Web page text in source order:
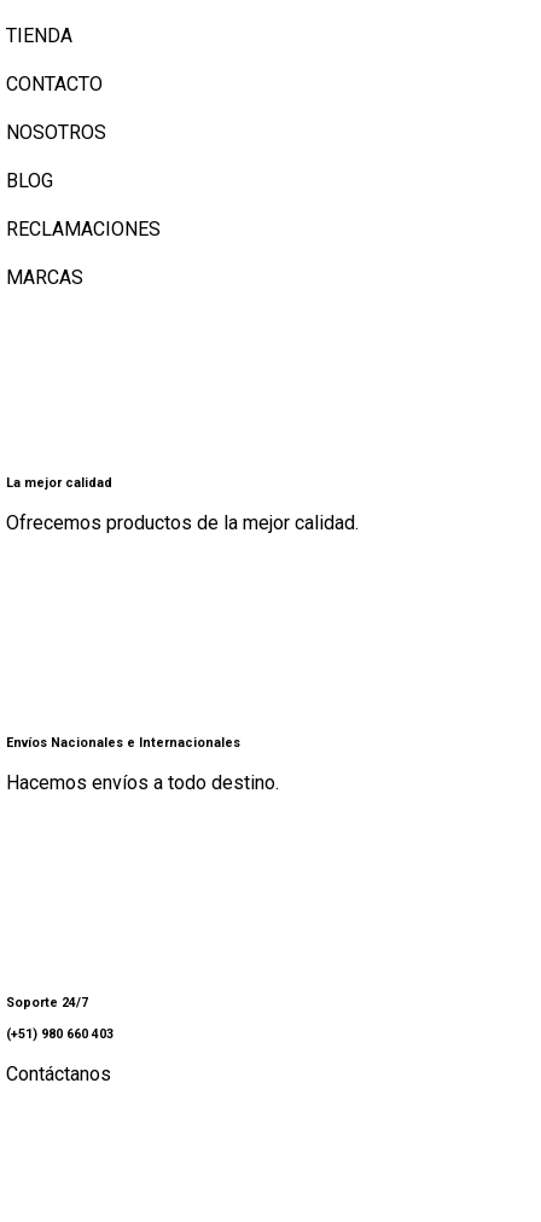
TIENDA
CONTACTO
NOSOTROS
BLOG
RECLAMACIONES
MARCAS
La mejor calidad
Ofrecemos productos de la mejor calidad.
Envíos Nacionales e Internacionales
Hacemos envíos a todo destino.
Soporte 24/7
(+51) 980 660 403
Contáctanos